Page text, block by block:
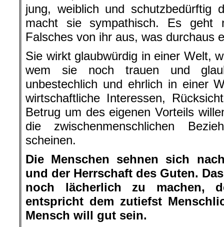
jung, weiblich und schutzbedürftig
macht sie sympathisch. Es geht
Falsches von ihr aus, was durchaus
Sie wirkt glaubwürdig in einer Welt,
wem sie noch trauen und
unbestechlich und ehrlich in einer
wirtschaftliche Interessen,
Betrug um des eigenen Vorteils
die zwischenmenschlichen
scheinen.
Die Menschen sehnen sich
und der Herrschaft des Guten.
noch lächerlich zu machen,
entspricht dem zutiefst
Mensch will gut sein.